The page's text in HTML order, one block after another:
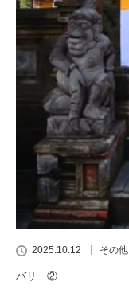
2025.10.12 その他
バリ ②